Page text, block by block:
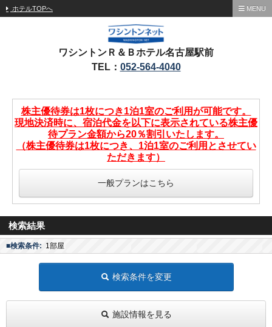
ホテルTOPへ MENU
ワシントンＲ＆Ｂホテル名古屋駅前
TEL： 052-564-4040
株主優待券は1枚につき1泊1室のご利用が可能です。
現地決済時に、宿泊代金を以下に表示されている株主優
待プラン金額から20％割引いたします。
（株主優待券は1枚につき、1泊1室のご利用とさせてい
ただきます）
一般プランはこちら
検索結果
■検索条件: 1部屋
検索条件を変更
施設情報を見る